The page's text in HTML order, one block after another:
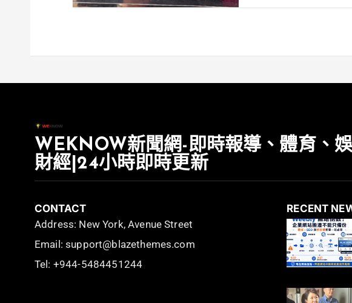
WEKNOW新聞網-即時報導、體育、娛
財經|24小時即時更新
CONTACT
Address: New York, Avenue Street
Email: support@blazethemes.com
Tel: +944-5484451244
RECENT